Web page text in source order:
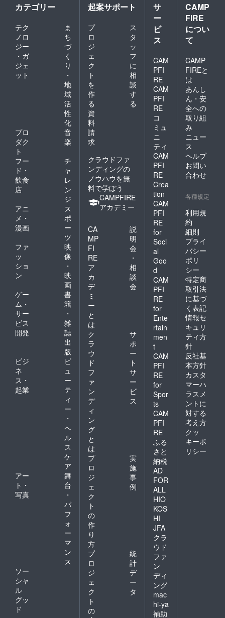
カテゴリー
テク
ノロ
ジー
・ガ
ジェ
ット
ま
ち
づ
く
り
・
地
域
活
性
化
プロ
ダク
ト
音
楽
フー
ド・
飲食
店
チ
ャ
レ
ン
ジ
アニ
メ・
漫画
ス
ポ
ー
ツ
ファ
ッ
ショ
ン
映
像
・
映
画
ゲー
ム・
サー
ビス
開発
書
籍
・
雑
誌
出
版
ビジ
ネ
ス・
起業
ビ
ュ
ー
テ
ィ
ー
・
ヘ
ル
ス
ケ
ア
アー
ト・
写真
舞
台
・
パ
フ
ォ
ー
マ
ン
ス
ソー
シャ
ル
グッ
ド
起案サポート
プ
ロ
ジ
ェ
ク
ト
を
作
る
ス
タ
ッ
フ
に
相
談
す
る
資
料
請
求
クラウドファ
ンディングの
ノウハウを無
料で学ぼう
CAMPFIRE
アカデミー
CA
MP
FI
RE
ア
カ
デ
ミ
ー
と
は
説
明
会
・
相
談
会
ク
ラ
ウ
ド
フ
ァ
ン
デ
ィ
ン
グ
と
は
サ
ポ
ー
ト
サ
ー
ビ
ス
プ
ロ
ジ
ェ
ク
ト
の
作
り
方
実
施
事
例
プ
ロ
ジ
ェ
ク
ト
の
統
計
デ
ー
タ
サ
ー
ビ
ス
CAM
PFI
RE
CAM
PFI
RE
コ
ミュ
ニ
ティ
CAM
PFI
RE
Crea
tion
CAM
PFI
RE
for
Soci
al
Goo
d
CAM
PFI
RE
for
Ente
rtain
men
t
CAM
PFI
RE
for
Spor
ts
CAM
PFI
RE
ふる
さと
納税
AD
FOR
ALL
HIO
KOS
HI
JFA
クラ
ウド
ファ
ン
ディ
ング
mac
hi-ya
補助
CAMP
FIRE
につい
て
CAMP
FIREと
は
あんし
ん・安
全への
取り組
み
ニュー
ス
ヘルプ
お問い
合わせ
各種規定
利用規
約
細則
プライ
バシー
ポリ
シー
特定商
取引法
に基づ
く表記
情報セ
キュリ
ティ方
針
反社基
本方針
カスタ
マーハ
ラスメ
ントに
対する
考え方
クッ
キーポ
リシー